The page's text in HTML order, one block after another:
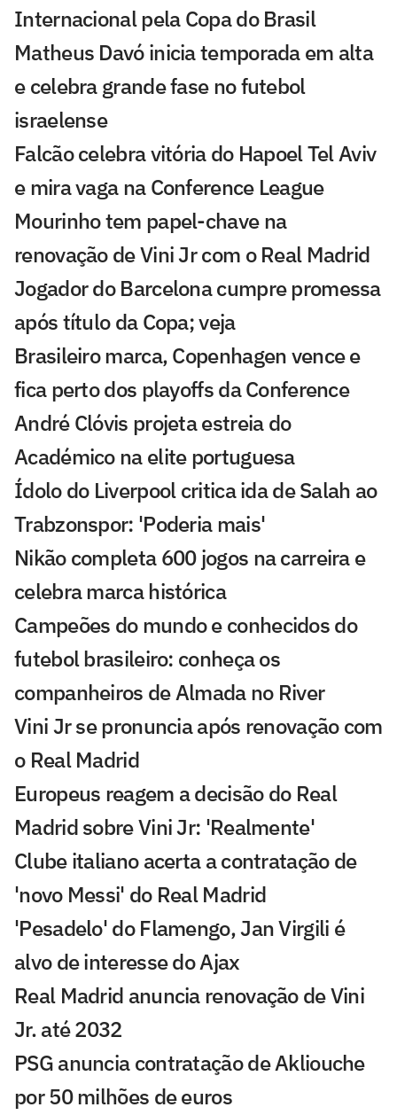
Internacional pela Copa do Brasil
Matheus Davó inicia temporada em alta
e celebra grande fase no futebol
israelense
Falcão celebra vitória do Hapoel Tel Aviv
e mira vaga na Conference League
Mourinho tem papel-chave na
renovação de Vini Jr com o Real Madrid
Jogador do Barcelona cumpre promessa
após título da Copa; veja
Brasileiro marca, Copenhagen vence e
fica perto dos playoffs da Conference
André Clóvis projeta estreia do
Académico na elite portuguesa
Ídolo do Liverpool critica ida de Salah ao
Trabzonspor: 'Poderia mais'
Nikão completa 600 jogos na carreira e
celebra marca histórica
Campeões do mundo e conhecidos do
futebol brasileiro: conheça os
companheiros de Almada no River
Vini Jr se pronuncia após renovação com
o Real Madrid
Europeus reagem a decisão do Real
Madrid sobre Vini Jr: 'Realmente'
Clube italiano acerta a contratação de
'novo Messi' do Real Madrid
'Pesadelo' do Flamengo, Jan Virgili é
alvo de interesse do Ajax
Real Madrid anuncia renovação de Vini
Jr. até 2032
PSG anuncia contratação de Akliouche
por 50 milhões de euros